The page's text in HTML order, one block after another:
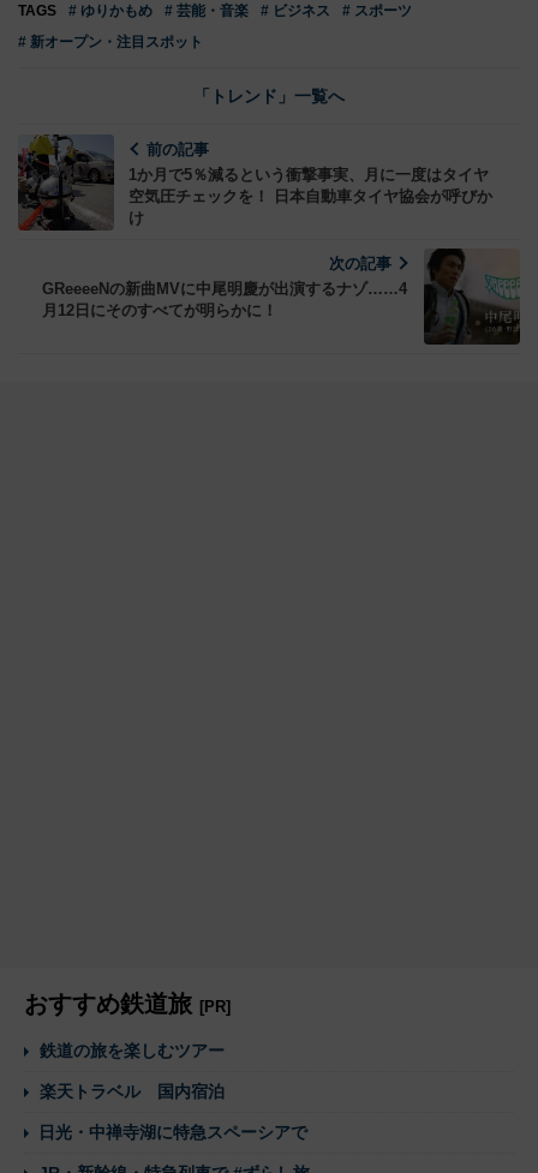
TAGS # ゆりかもめ # 芸能・音楽 # ビジネス
# スポーツ
# 新オープン・注目スポット
「トレンド」一覧へ
前の記事
1か月で5％減るという衝撃事実、月に一度はタイヤ
空気圧チェックを！ 日本自動車タイヤ協会が呼びか
け
次の記事
GReeeeNの新曲MVに中尾明慶が出演するナゾ……4
月12日にそのすべてが明らかに！
おすすめ鉄道旅 [PR]
鉄道の旅を楽しむツアー
楽天トラベル 国内宿泊
日光・中禅寺湖に特急スペーシアで